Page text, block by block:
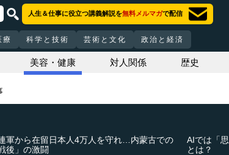
人生＆仕事に役立つ講義解説を無料メルマガで配信
療 科学と技術 芸術と文化 政治と経済
美容・健康 対人関係 歴史
軍から在留日本人4万人を守れ…内蒙古での
戦後」の激闘
AIでは「
とは？